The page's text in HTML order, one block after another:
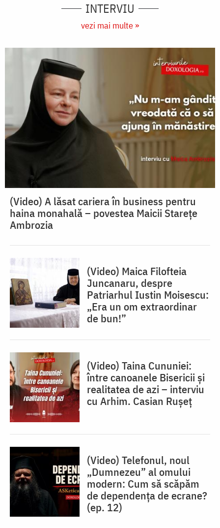
INTERVIU
vezi mai multe »
(Video) A lăsat cariera în business pentru
haina monahală – povestea Maicii Starețe
Ambrozia
(Video) Maica Filofteia
Juncanaru, despre
Patriarhul Iustin Moisescu:
„Era un om extraordinar
de bun!”
(Video) Taina Cununiei:
între canoanele Bisericii și
realitatea de azi – interviu
cu Arhim. Casian Rușeț
(Video) Telefonul, noul
„Dumnezeu” al omului
modern: Cum să scăpăm
de dependența de ecrane?
(ep. 12)